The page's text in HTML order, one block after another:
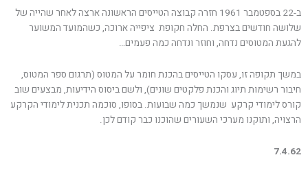
ב-22 בספטמבר 1961 חזרה קבוצה הטייסים הראשונה ארצה לאחר שהייה של
שלושה חודשים בצרפת. החלה חקופת ציפייה ארוכה, כשהמועד המשוער
להגעת המטוסים נדחה, וחוזר ונדחה כמה פעמים…
במשך תקופה זו, עסקו הטייסים בהכנת חומר על המטוס (תרגום ספר המטוס,
חיבור רשימות תיוג והכנת פלקטים שונים), ולשם ביסוס הידיעות, מבצעים שוב
קורס לימודי קרקע שנמשך כמה שבועות. בסופו, סוכמה תכנית לימודי הקרקע
הרצויה, ותוקנו מערכי השעורים שהוכנו כבר קודם לכן.
7.4.62